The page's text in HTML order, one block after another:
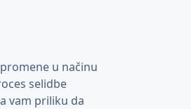
u načinu
selidbe
vam priliku da